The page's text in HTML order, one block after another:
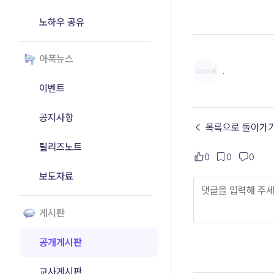
노하우 공유
아폭뉴스
이벤트
공지사항
릴리즈노트
보도자료
게시판
공개게시판
교사게시판
.
← 목록으로 돌아가
0 0 0